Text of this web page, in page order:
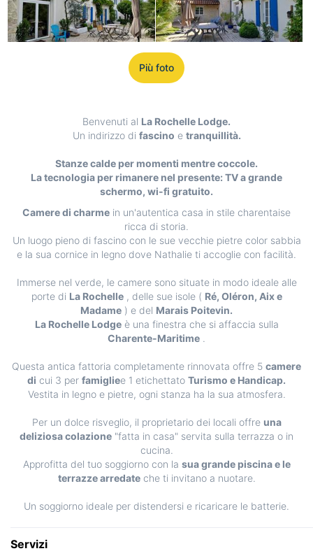
Più foto
Benvenuti al La Rochelle Lodge.
Un indirizzo di fascino e tranquillità.
Stanze calde per momenti mentre coccole.
La tecnologia per rimanere nel presente: TV a grande
schermo, wi-fi gratuito.
Camere di charme in un'autentica casa in stile charentaise
ricca di storia.
Un luogo pieno di fascino con le sue vecchie pietre color sabbia
e la sua cornice in legno dove Nathalie ti accoglie con facilità.
Immerse nel verde, le camere sono situate in modo ideale alle
porte di La Rochelle, delle sue isole ( Ré, Oléron, Aix e
Madame ) e del Marais Poitevin.
La Rochelle Lodgeè una finestra che si affaccia sulla
Charente-Maritime
Questa antica fattoria completamente rinnovata offre 5 camere
di cui 3 per famigliee 1 etichettato Turismo e Handicap.
Vestita in legno e pietre, ogni stanza ha la sua atmosfera.
Per un dolce risveglio, il proprietario dei locali offre una
deliziosa colazione "fatta in casa" servita sulla terrazza o in
cucina.
Approfitta del tuo soggiorno con la sua grande piscina e le
terrazze arredateche ti invitano a nuotare.
Un soggiorno ideale per distendersi e ricaricare le batterie.
Servizi